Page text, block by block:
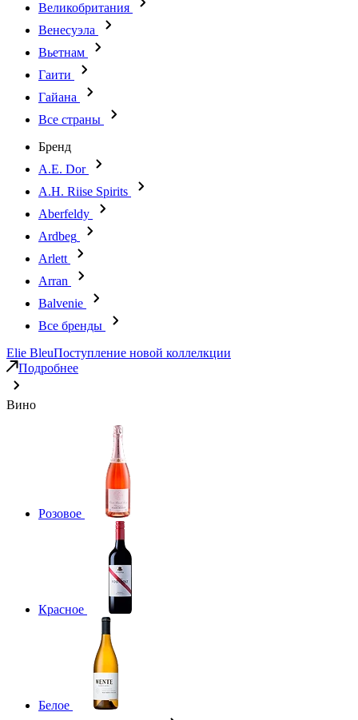
Великобритания
Венесуэла
Вьетнам
Гаити
Гайана
Все страны
Бренд
A.E. Dor
A.H. Riise Spirits
Aberfeldy
Ardbeg
Arlett
Arran
Balvenie
Все бренды
Elie BleuПоступление новой коллелкции
Подробнее
Вино
Розовое
Красное
Белое